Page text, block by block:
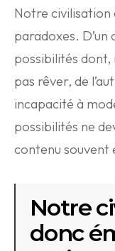
Notre civilisation
paradoxes. D’un
possibilités dont,
pas rêver, de
incapacité à
possibilités ne
contenu souvent
Notre
donc